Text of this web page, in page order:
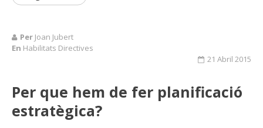
Per Joan Jubert
En Habilitats Directives
21 Abril 2015
Per que hem de fer planificació
estratègica?